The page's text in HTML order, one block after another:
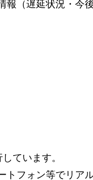
報（遅延状況・今
ています。
トフォン等でリア